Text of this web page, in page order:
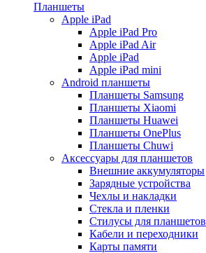
Планшеты
Apple iPad
Apple iPad Pro
Apple iPad Air
Apple iPad
Apple iPad mini
Android планшеты
Планшеты Samsung
Планшеты Xiaomi
Планшеты Huawei
Планшеты OnePlus
Планшеты Chuwi
Аксессуары для планшетов
Внешние аккумуляторы
Зарядные устройства
Чехлы и накладки
Стекла и пленки
Стилусы для планшетов
Кабели и переходники
Карты памяти